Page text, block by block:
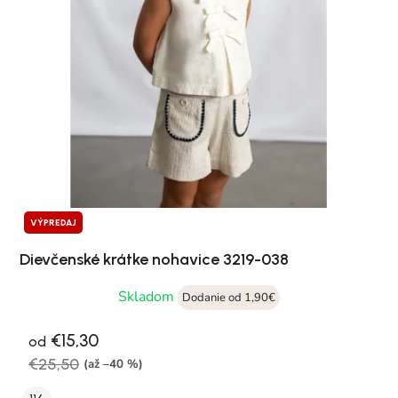
VÝPREDAJ
Dievčenské krátke nohavice 3219-038
Skladom
Dodanie od 1,90€
od €15,30
€25,50 (až –40 %)